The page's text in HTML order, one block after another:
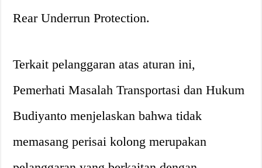
Rear Underrun Protection.
Terkait pelanggaran atas aturan ini,
Pemerhati Masalah Transportasi dan Hukum
Budiyanto menjelaskan bahwa tidak
memasang perisai kolong merupakan